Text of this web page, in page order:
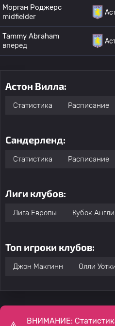
Морган Роджерс
midfielder
Tammy Abraham
вперед
Астон Вилла:
Статистика Расписание
Сандерленд:
Статистика Расписание
Лиги клубов:
Лига Европы Кубок
Топ игроки клубов:
Джон Макгинн Олли
ВНИМАНИЕ: